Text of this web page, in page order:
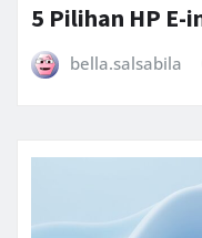
5 Pilihan HP E-
bella.salsabila